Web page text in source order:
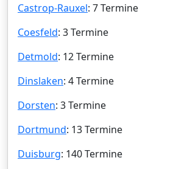
Castrop-Rauxel: 7 Termine
Coesfeld: 3 Termine
Detmold: 12 Termine
Dinslaken: 4 Termine
Dorsten: 3 Termine
Dortmund: 13 Termine
Duisburg: 140 Termine